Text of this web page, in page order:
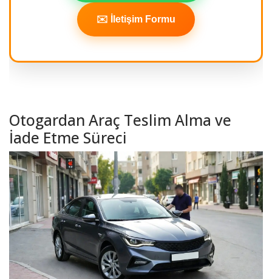
✉️ İletişim Formu
Otogardan Araç Teslim Alma ve
İade Etme Süreci